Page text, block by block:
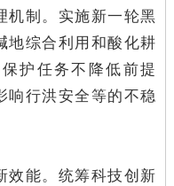
机制。实施新一轮黑
地综合利用和酸化耕
护任务不降低前提
响行洪安全等的不稳
能。统筹科技创新